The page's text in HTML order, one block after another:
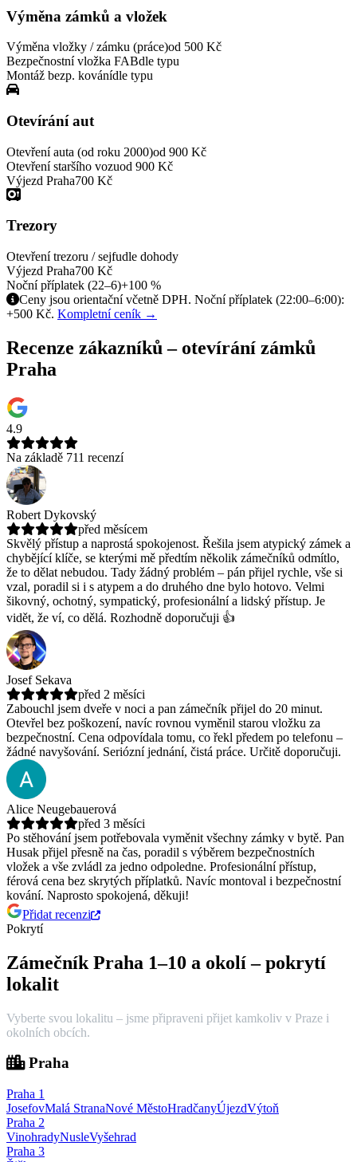
Výměna zámků a vložek
Výměna vložky / zámku (práce)od 500 Kč
Bezpečnostní vložka FABdle typu
Montáž bezp. kovánídle typu
Otevírání aut
Otevření auta (od roku 2000)od 900 Kč
Otevření staršího vozuod 900 Kč
Výjezd Praha700 Kč
Trezory
Otevření trezoru / sejfudle dohody
Výjezd Praha700 Kč
Noční příplatek (22–6)+100 %
Ceny jsou orientační včetně DPH. Noční příplatek (22:00–6:00):
+500 Kč. Kompletní ceník →
Recenze zákazníků – otevírání zámků
Praha
4.9
Na základě 711 recenzí
Robert Dykovský
před měsícem
Skvělý přístup a naprostá spokojenost. Řešila jsem atypický zámek a
chybějící klíče, se kterými mě předtím několik zámečníků odmítlo,
že to dělat nebudou. Tady žádný problém – pán přijel rychle, vše si
vzal, poradil si i s atypem a do druhého dne bylo hotovo. Velmi
šikovný, ochotný, sympatický, profesionální a lidský přístup. Je
vidět, že ví, co dělá. Rozhodně doporučuji 👍
Josef Sekava
před 2 měsíci
Zabouchl jsem dveře v noci a pan zámečník přijel do 20 minut.
Otevřel bez poškození, navíc rovnou vyměnil starou vložku za
bezpečnostní. Cena odpovídala tomu, co řekl předem po telefonu –
žádné navyšování. Seriózní jednání, čistá práce. Určitě doporučuji.
Alice Neugebauerová
před 3 měsíci
Po stěhování jsem potřebovala vyměnit všechny zámky v bytě. Pan
Husak přijel přesně na čas, poradil s výběrem bezpečnostních
vložek a vše zvládl za jedno odpoledne. Profesionální přístup,
férová cena bez skrytých příplatků. Navíc montoval i bezpečnostní
kování. Naprosto spokojená, děkuji!
Přidat recenzi
Pokrytí
Zámečník Praha 1–10 a okolí – pokrytí
lokalit
Vyberte svou lokalitu – jsme připraveni přijet kamkoliv v Praze i
okolních obcích.
Praha
Praha 1
JosefovMalá StranaNové MěstoHradčanyÚjezdVýtoň
Praha 2
VinohradyNusleVyšehrad
Praha 3